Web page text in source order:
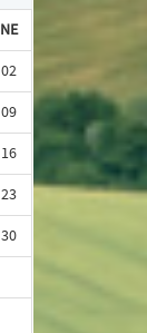
NE
02
09
16
23
30